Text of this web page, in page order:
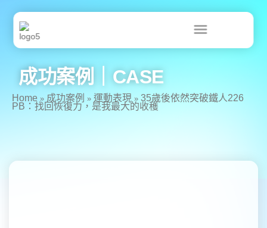
成功案例｜CASE
Home » 成功案例 » 運動表現 » 35歲後依然突破鐵人226
PB：找回恢復力，是我最大的收穫